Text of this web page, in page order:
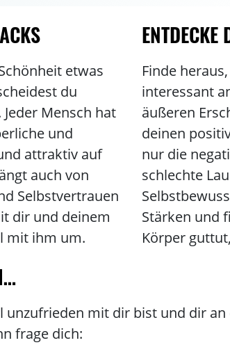
etwas
du
Mensch hat
und
attraktiv auf
auch von
Selbstvertrauen
dir und deinem
mit ihm um.
ENTDECKE
Finde
interessant
äußeren
deinen
nur die
schlechte
Stärken und
Körper
unzufrieden mit dir bist und dir an
frage dich: